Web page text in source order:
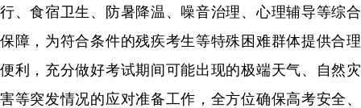
行、食宿卫生、防暑降温、噪音治理、心理辅导等综合
保障，为符合条件的残疾考生等特殊困难群体提供合理
便利，充分做好考试期间可能出现的极端天气、自然灾
害等突发情况的应对准备工作，全方位确保高考安全、